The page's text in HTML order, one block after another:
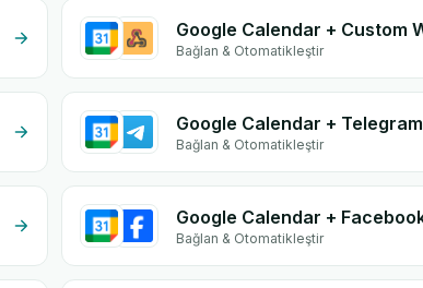
Bağlan & Otomatikleştir
Google Calendar + Telegram
Bağlan & Otomatikleştir
Bağlan & Otomatikleştir